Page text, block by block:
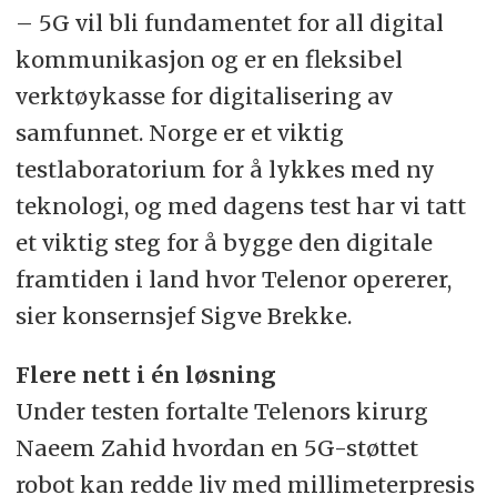
– 5G vil bli fundamentet for all digital
kommunikasjon og er en fleksibel
verktøykasse for digitalisering av
samfunnet. Norge er et viktig
testlaboratorium for å lykkes med ny
teknologi, og med dagens test har vi tatt
et viktig steg for å bygge den digitale
framtiden i land hvor Telenor opererer,
sier konsernsjef Sigve Brekke.
Flere nett i én løsning
Under testen fortalte Telenors kirurg
Naeem Zahid hvordan en 5G-støttet
robot kan redde liv med millimeterpresis